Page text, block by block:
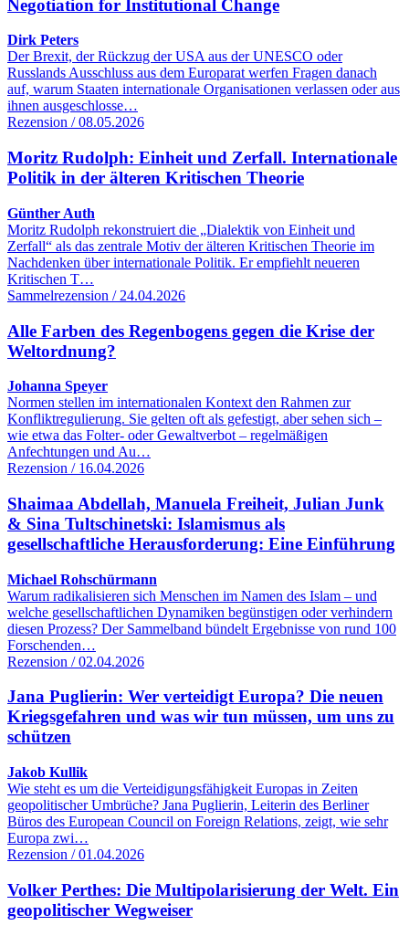
Negotiation for Institutional Change
Dirk Peters
Der Brexit, der Rückzug der USA aus der UNESCO oder
Russlands Ausschluss aus dem Europarat werfen Fragen danach
auf, warum Staaten internationale Organisationen verlassen oder aus
ihnen ausgeschlosse…
Rezension / 08.05.2026
Moritz Rudolph: Einheit und Zerfall. Internationale
Politik in der älteren Kritischen Theorie
Günther Auth
Moritz Rudolph rekonstruiert die „Dialektik von Einheit und
Zerfall“ als das zentrale Motiv der älteren Kritischen Theorie im
Nachdenken über internationale Politik. Er empfiehlt neueren
Kritischen T…
Sammelrezension / 24.04.2026
Alle Farben des Regenbogens gegen die Krise der
Weltordnung?
Johanna Speyer
Normen stellen im internationalen Kontext den Rahmen zur
Konfliktregulierung. Sie gelten oft als gefestigt, aber sehen sich –
wie etwa das Folter- oder Gewaltverbot – regelmäßigen
Anfechtungen und Au…
Rezension / 16.04.2026
Shaimaa Abdellah, Manuela Freiheit, Julian Junk
& Sina Tultschinetski: Islamismus als
gesellschaftliche Herausforderung: Eine Einführung
Michael Rohschürmann
Warum radikalisieren sich Menschen im Namen des Islam – und
welche gesellschaftlichen Dynamiken begünstigen oder verhindern
diesen Prozess? Der Sammelband bündelt Ergebnisse von rund 100
Forschenden…
Rezension / 02.04.2026
Jana Puglierin: Wer verteidigt Europa? Die neuen
Kriegsgefahren und was wir tun müssen, um uns zu
schützen
Jakob Kullik
Wie steht es um die Verteidigungsfähigkeit Europas in Zeiten
geopolitischer Umbrüche? Jana Puglierin, Leiterin des Berliner
Büros des European Council on Foreign Relations, zeigt, wie sehr
Europa zwi…
Rezension / 01.04.2026
Volker Perthes: Die Multipolarisierung der Welt. Ein
geopolitischer Wegweiser